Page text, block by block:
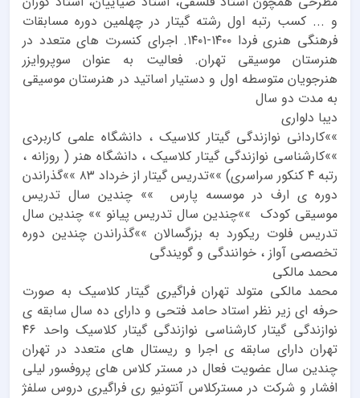
و ... کسب رتبه اول رشته گیتار در چهلمین دوره مسابقات
فرهنگی هنری فردا ۱۴۰۰-۱۴۰۱. اجرای کنسرت های متعدد در
هنرستان موسیقی تهران. فعالیت به عنوان سوپروایزر
هنرجویان متوسطه اول و دستیار اساتید در هنرستان موسیقی
به مدت دو سال
دیبا دلواری
»»کاردانی نوازندگی گیتار کلاسیک ، دانشگاه علمی کاربردی
»»کارشناسی نوازندگی گیتار کلاسیک ، دانشگاه هنر ( روزانه ،
رتبه ۴ کنکور سراسری) »»تدریس گیتار از خرداد ۸۳ »»گذراندن
دوره ی ارف در موسسه پارس »» چندین سال تدریس
موسیقی کودک »»چندین سال تدریس پیانو »» چندین سال
تدریس فلوت ریکورد به بزرگسالان »»گذراندن چندین دوره
تخصصی آواز ، خوانندگی و گویندگی
محمد مالکی
محمد مالکی متولد تهران فراگیری گیتار کلاسیک به صورت
حرفه ای زیر نظر استاد حامد فتحی و دارای ده سال سابقه ی
نوازندگی گیتار کارشناسی نوازندگی گیتار کلاسیک واحد ۴۶
تهران دارای سابقه ی اجرا و ریستال های متعدد در تهران
چندین سال عضویت فعال در مستر کلاس های پروفسور لیلی
افشار و شرکت در مسترکلاس آنتونیو ری فراگیری دروس سلفژ